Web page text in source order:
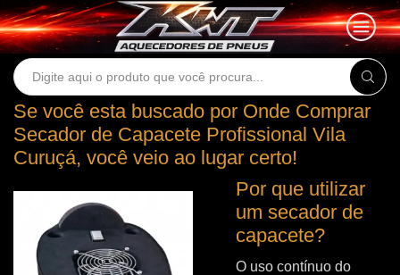
Search
Se você esta buscado por Onde Comprar
Secador de Capacete Profissional Vila
Curuçá, você veio ao lugar certo!
Por que utilizar
um secador de
capacete?
O uso contínuo do